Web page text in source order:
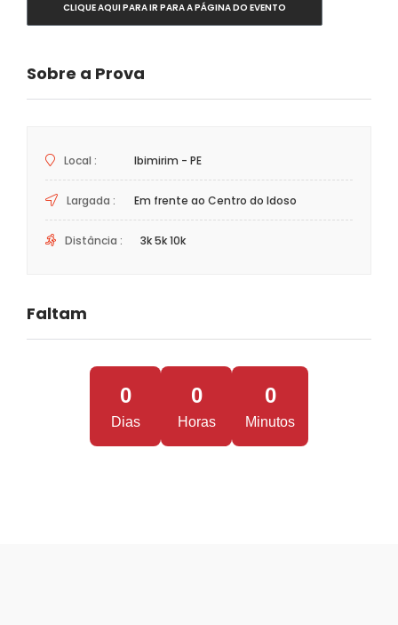
CLIQUE AQUI PARA IR PARA A PÁGINA DO EVENTO
Sobre a Prova
Local : Ibimirim - PE
Largada : Em frente ao Centro do Idoso
Distância : 3k 5k 10k
Faltam
0
Dias
0
Horas
0
Minutos